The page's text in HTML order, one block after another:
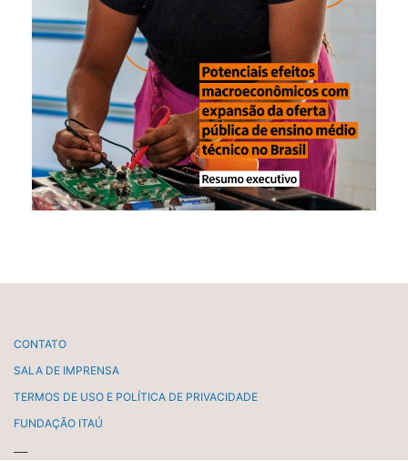
CONTATO
SALA DE IMPRENSA
TERMOS DE USO E POLÍTICA DE PRIVACIDADE
FUNDAÇÃO ITAÚ